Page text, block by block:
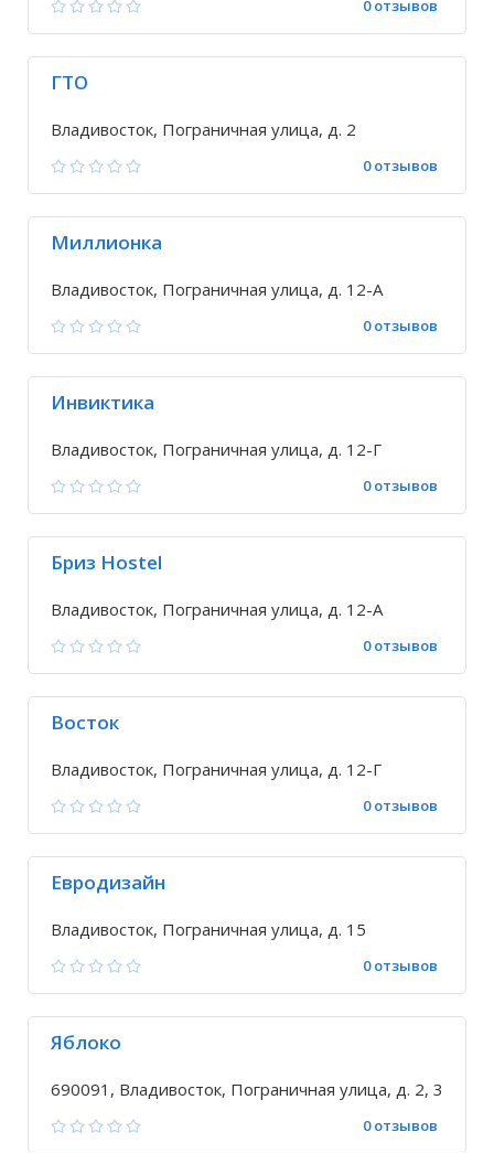
0 отзывов
ГТО
Владивосток, Пограничная улица, д. 2
0 отзывов
Миллионка
Владивосток, Пограничная улица, д. 12-А
0 отзывов
Инвиктика
Владивосток, Пограничная улица, д. 12-Г
0 отзывов
Бриз Hostel
Владивосток, Пограничная улица, д. 12-А
0 отзывов
Восток
Владивосток, Пограничная улица, д. 12-Г
0 отзывов
Евродизайн
Владивосток, Пограничная улица, д. 15
0 отзывов
Яблоко
690091, Владивосток, Пограничная улица, д. 2, 3
0 отзывов